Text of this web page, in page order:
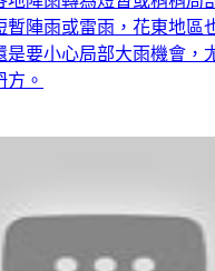
暫陣雨或雷雨，花東地區
是要小心局部大雨機會，
方。